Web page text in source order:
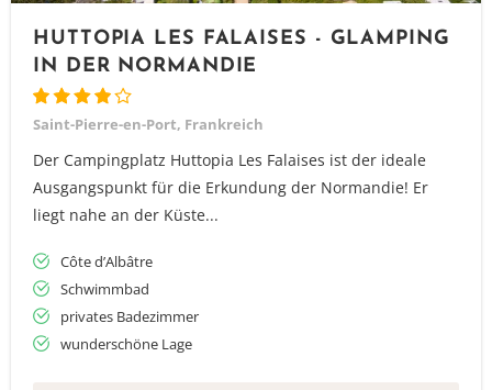
HUTTOPIA LES FALAISES - GLAMPING
IN DER NORMANDIE
Saint-Pierre-en-Port, Frankreich
Der Campingplatz Huttopia Les Falaises ist der ideale
Ausgangspunkt für die Erkundung der Normandie! Er
liegt nahe an der Küste...
Côte d’Albâtre
Schwimmbad
privates Badezimmer
wunderschöne Lage